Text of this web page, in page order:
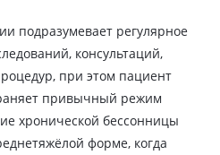
подразумевает регулярное
консультаций,
при этом пациент
привычный режим
хронической бессонницы
форме, когда